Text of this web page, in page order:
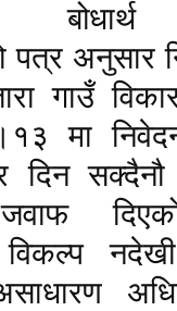
बोधार्थ
अनुसार
गाउँ
मा निवेदन
दिन